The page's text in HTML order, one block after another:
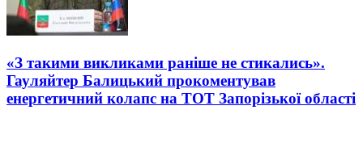
«З такими викликами раніше не стикались».
Гауляйтер Балицький прокоментував
енергетичний колапс на ТОТ Запорізької області